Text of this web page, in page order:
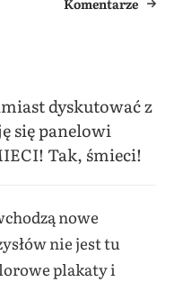
Komentarze
dyskutować z
się panelowi
Tak, śmieci!
nowe
nie jest tu
plakaty i